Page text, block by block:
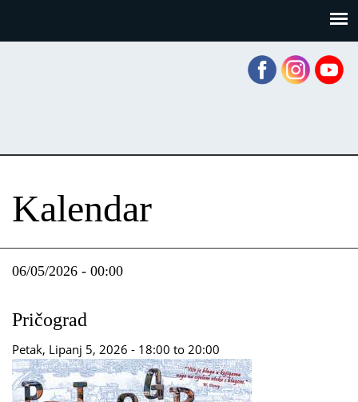
Kalendar
06/05/2026 - 00:00
Pričograd
Petak, Lipanj 5, 2026 - 18:00 to 20:00